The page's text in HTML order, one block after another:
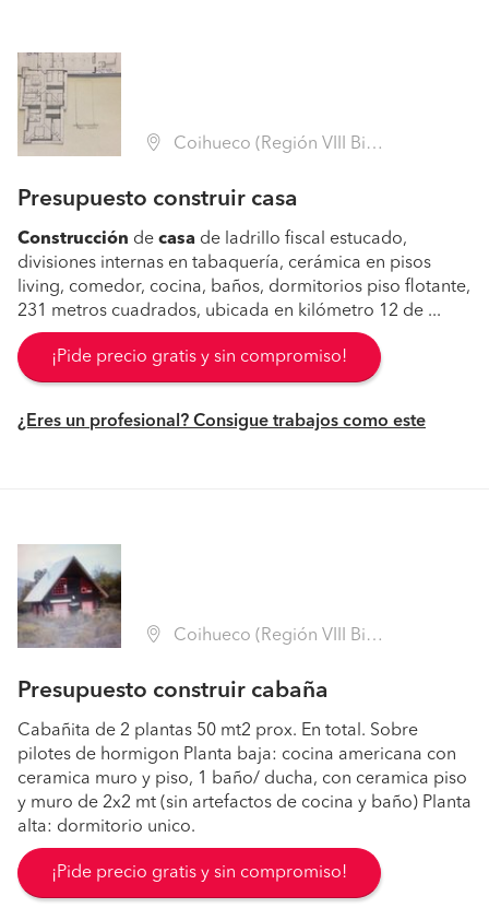
Coihueco (Región VIII Biobío - Ñuble)
Presupuesto construir casa
Construcción de casa de ladrillo fiscal estucado,
divisiones internas en tabaquería, cerámica en pisos
living, comedor, cocina, baños, dormitorios piso flotante,
231 metros cuadrados, ubicada en kilómetro 12 de ...
¡Pide precio gratis y sin compromiso!
¿Eres un profesional? Consigue trabajos como este
Coihueco (Región VIII Biobío - Ñuble)
Presupuesto construir cabaña
Cabañita de 2 plantas 50 mt2 prox. En total. Sobre
pilotes de hormigon Planta baja: cocina americana con
ceramica muro y piso, 1 baño/ ducha, con ceramica piso
y muro de 2x2 mt (sin artefactos de cocina y baño) Planta
alta: dormitorio unico.
¡Pide precio gratis y sin compromiso!